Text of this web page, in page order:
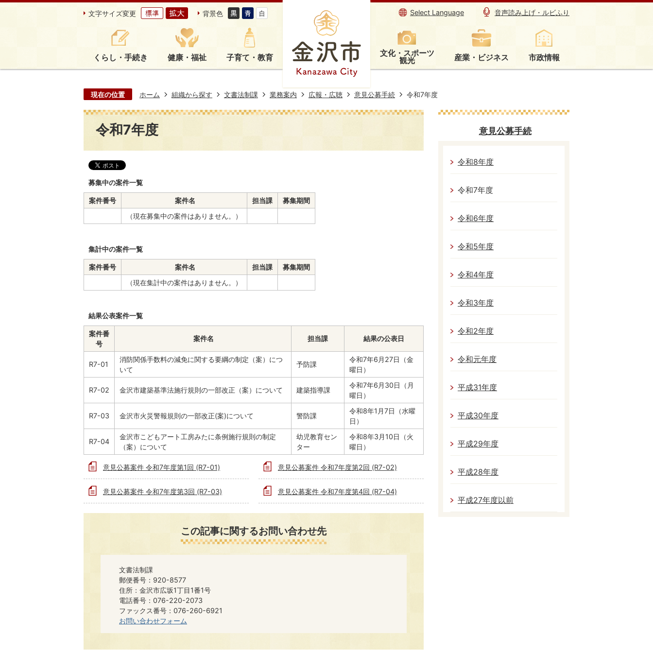
文字サイズ変更 背景色 Select Language 音声読み上げ・ルビふり
くらし・手続き 健康・福祉 子育て・教育 文化・スポーツ
観光 産業・ビジネス 市政情報
現在の位置 ホーム 組織から探す 文書法制課 業務案内 広報・広聴 意見公募手続 令和7年度
令和7年度
募集中の案件一覧
案件番号 案件名 担当課
募集期間
（現在募集中の案件はありません。）
集計中の案件一覧
案件番号 案件名 担当課
募集期間
（現在集計中の案件はありません。）
結果公表案件一覧
案件番
号
案件名 担当課 結果の公表日
R7-01
消防関係手数料の減免に関する要綱の制定（案）につ
いて
予防課
令和7年6月27日（金
曜日）
R7-02 金沢市建築基準法施行規則の一部改正（案）について 建築指導課
令和7年6月30日（月
曜日）
R7-03 金沢市火災警報規則の一部改正(案)について 警防課
令和8年1月7日（水曜
日）
R7-04
金沢市こどもアート工房みたに条例施行規則の制定
（案）について
幼児教育セン
ター
令和8年3月10日（火
曜日）
意見公募案件 令和7年度第1回 (R7-01) 意見公募案件 令和7年度第2回 (R7-02)
意見公募案件 令和7年度第3回 (R7-03) 意見公募案件 令和7年度第4回 (R7-04)
この記事に関するお問い合わせ先
文書法制課
郵便番号：920-8577
住所：金沢市広坂1丁目1番1号
電話番号：076-220-2073
ファックス番号：076-260-6921​​​​
お問い合わせフォーム
意見公募手続
令和8年度
令和7年度
令和6年度
令和5年度
令和4年度
令和3年度
令和2年度
令和元年度
平成31年度
平成30年度
平成29年度
平成28年度
平成27年度以前